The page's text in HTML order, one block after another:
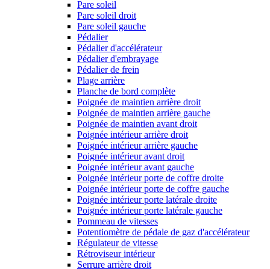
Pare soleil
Pare soleil droit
Pare soleil gauche
Pédalier
Pédalier d'accélérateur
Pédalier d'embrayage
Pédalier de frein
Plage arrière
Planche de bord complète
Poignée de maintien arrière droit
Poignée de maintien arrière gauche
Poignée de maintien avant droit
Poignée intérieur arrière droit
Poignée intérieur arrière gauche
Poignée intérieur avant droit
Poignée intérieur avant gauche
Poignée intérieur porte de coffre droite
Poignée intérieur porte de coffre gauche
Poignée intérieur porte latérale droite
Poignée intérieur porte latérale gauche
Pommeau de vitesses
Potentiomètre de pédale de gaz d'accélérateur
Régulateur de vitesse
Rétroviseur intérieur
Serrure arrière droit